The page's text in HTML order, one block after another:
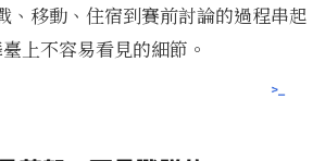
、移動、住宿到賽前討論的過程串起
上不容易看見的細節。